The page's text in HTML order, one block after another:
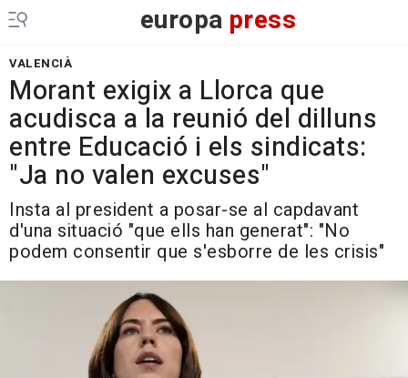
europa press
VALENCIÀ
Morant exigix a Llorca que
acudisca a la reunió del dilluns
entre Educació i els sindicats:
"Ja no valen excuses"
Insta al president a posar-se al capdavant
d'una situació "que ells han generat": "No
podem consentir que s'esborre de les crisis"